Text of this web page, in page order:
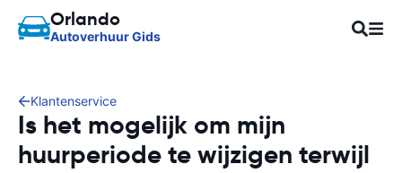
Orlando
Autoverhuur Gids
Klantenservice
Is het mogelijk om mijn
huurperiode te wijzigen terwijl